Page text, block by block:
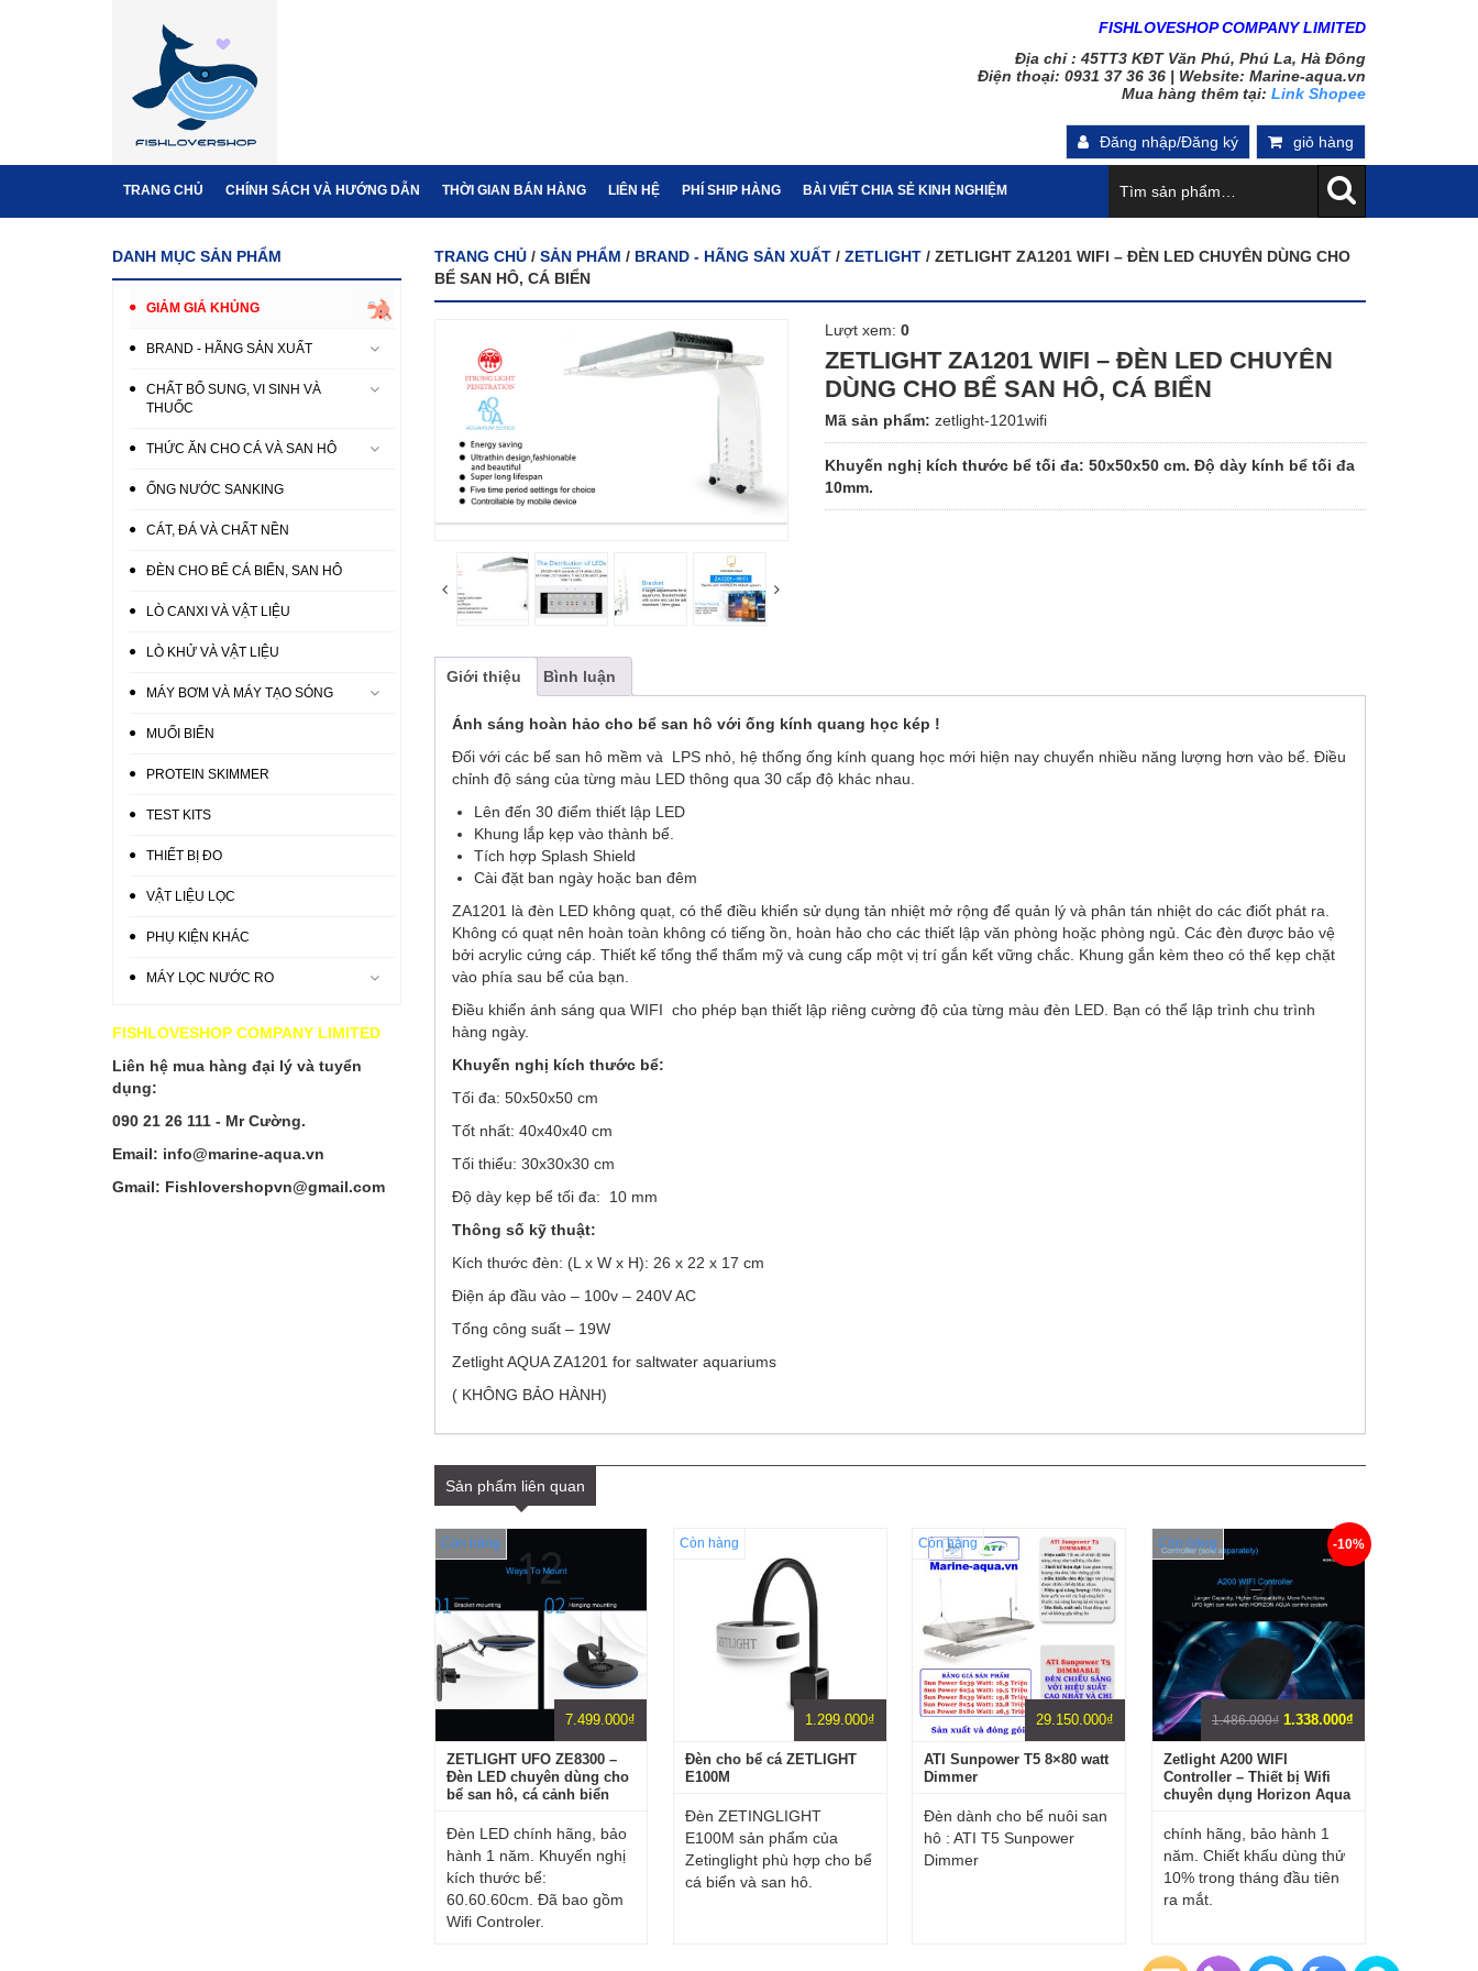
FISHLOVESHOP COMPANY LIMITED
Địa chỉ : 45TT3 KĐT Văn Phú, Phú La, Hà Đông
Điện thoại: 0931 37 36 36 | Website: Marine-aqua.vn
Mua hàng thêm tại: Link Shopee
Đăng nhập/Đăng ký giỏ hàng
TRANG CHỦ CHÍNH SÁCH VÀ HƯỚNG DẪN THỜI GIAN BÁN HÀNG LIÊN HỆ PHÍ SHIP HÀNG BÀI VIẾT CHIA SẺ KINH NGHIỆM
TRANG CHỦ/ SẢN PHẨM / BRAND - HÃNG SẢN XUẤT/ ZETLIGHT/ ZETLIGHT ZA1201 WIFI – ĐÈN LED CHUYÊN DÙNG CHO
BỂ SAN HÔ, CÁ BIỂN
Lượt xem:0
ZETLIGHT ZA1201 WIFI – ĐÈN LED CHUYÊN
DÙNG CHO BỂ SAN HÔ, CÁ BIỂN
Mã sản phẩm:zetlight-1201wifi
Khuyến nghị kích thước bể tối đa: 50x50x50 cm. Độ dày kính bể tối đa
10mm.
Giới thiệu Bình luận
Ánh sáng hoàn hảo cho bể san hô với ống kính quang học kép !
Đối với các bể san hô mềm và LPS nhỏ, hệ thống ống kính quang học mới hiện nay chuyển nhiều năng lượng hơn vào bể. Điều
chỉnh độ sáng của từng màu LED thông qua 30 cấp độ khác nhau.
Lên đến 30 điểm thiết lập LED
Khung lắp kẹp vào thành bể.
Tích hợp Splash Shield
Cài đặt ban ngày hoặc ban đêm
ZA1201 là đèn LED không quạt, có thể điều khiển sử dụng tản nhiệt mở rộng để quản lý và phân tán nhiệt do các điốt phát ra.
Không có quạt nên hoàn toàn không có tiếng ồn, hoàn hảo cho các thiết lập văn phòng hoặc phòng ngủ. Các đèn được bảo vệ
bởi acrylic cứng cáp. Thiết kế tổng thể thẩm mỹ và cung cấp một vị trí gắn kết vững chắc. Khung gắn kèm theo có thể kẹp chặt
vào phía sau bể của bạn.
Điều khiển ánh sáng qua WIFI cho phép bạn thiết lập riêng cường độ của từng màu đèn LED. Bạn có thể lập trình chu trình
hàng ngày.
Khuyến nghị kích thước bể:
Tối đa: 50x50x50 cm
Tốt nhất: 40x40x40 cm
Tối thiểu: 30x30x30 cm
Độ dày kẹp bể tối đa: 10 mm
Thông số kỹ thuật:
Kích thước đèn: (L x W x H): 26 x 22 x 17 cm
Điện áp đầu vào – 100v – 240V AC
Tổng công suất – 19W
Zetlight AQUA ZA1201 for saltwater aquariums
( KHÔNG BẢO HÀNH)
Sản phẩm liên quan
Còn hàng
7.499.000₫
ZETLIGHT UFO ZE8300 –
Đèn LED chuyên dùng cho
bể san hô, cá cảnh biển
Đèn LED chính hãng, bảo
hành 1 năm. Khuyến nghị
kích thước bể:
60.60.60cm. Đã bao gồm
Wifi Controler.
Còn hàng
1.299.000₫
Đèn cho bể cá ZETLIGHT
E100M
Đèn ZETINGLIGHT
E100M sản phẩm của
Zetinglight phù hợp cho bể
cá biển và san hô.
Còn hàng
29.150.000₫
ATI Sunpower T5 8×80 watt
Dimmer
Đèn dành cho bể nuôi san
hô : ATI T5 Sunpower
Dimmer
-10%
Còn hàng
1.486.000₫ Giá
gốc
là:
1.486.000₫.
1.338.000₫Giá
hiện
Zetlight A200 WIFI
Controller – Thiết bị Wifi
chuyên dụng Horizon Aqua
chính hãng, bảo hành 1
năm. Chiết khấu dùng thử
10% trong tháng đầu tiên
ra mắt.
DANH MỤC SẢN PHẨM
GIẢM GIÁ KHỦNG
BRAND - HÃNG SẢN XUẤT
CHẤT BỔ SUNG, VI SINH VÀ
THUỐC
THỨC ĂN CHO CÁ VÀ SAN HÔ
ỐNG NƯỚC SANKING
CÁT, ĐÁ VÀ CHẤT NỀN
ĐÈN CHO BỂ CÁ BIỂN, SAN HÔ
LÒ CANXI VÀ VẬT LIỆU
LÒ KHỬ VÀ VẬT LIỆU
MÁY BƠM VÀ MÁY TẠO SÓNG
MUỐI BIỂN
PROTEIN SKIMMER
TEST KITS
THIẾT BỊ ĐO
VẬT LIỆU LỌC
PHỤ KIỆN KHÁC
MÁY LỌC NƯỚC RO
FISHLOVESHOP COMPANY LIMITED
Liên hệ mua hàng đại lý và tuyển
dụng:
090 21 26 111 - Mr Cường.
Email: info@marine-aqua.vn
Gmail: Fishlovershopvn@gmail.com